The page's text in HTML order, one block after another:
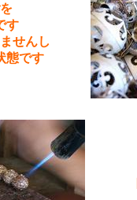
す
せんし
態です